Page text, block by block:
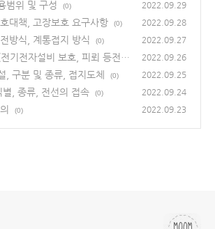
범위 및 구성 (0) 2022.09.29
대책, 고장보호 요구사항 (0) 2022.09.28
방식, 계통접지 방식 (0) 2022.09.27
기전자설비 보호, 피뢰 등전위
2022.09.26
, 구분 및 종류, 접지도체 (0) 2022.09.25
별, 종류, 전선의 접속 (0) 2022.09.24
(0) 2022.09.23